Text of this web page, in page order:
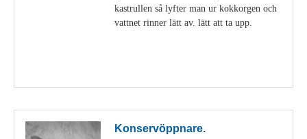
kastrullen så lyfter man ur kokkorgen och
vattnet rinner lätt av. lätt att ta upp.
Konservöppnare.